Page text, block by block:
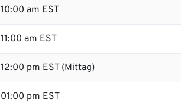
10:00 am EST
11:00 am EST
12:00 pm EST (Mittag)
01:00 pm EST